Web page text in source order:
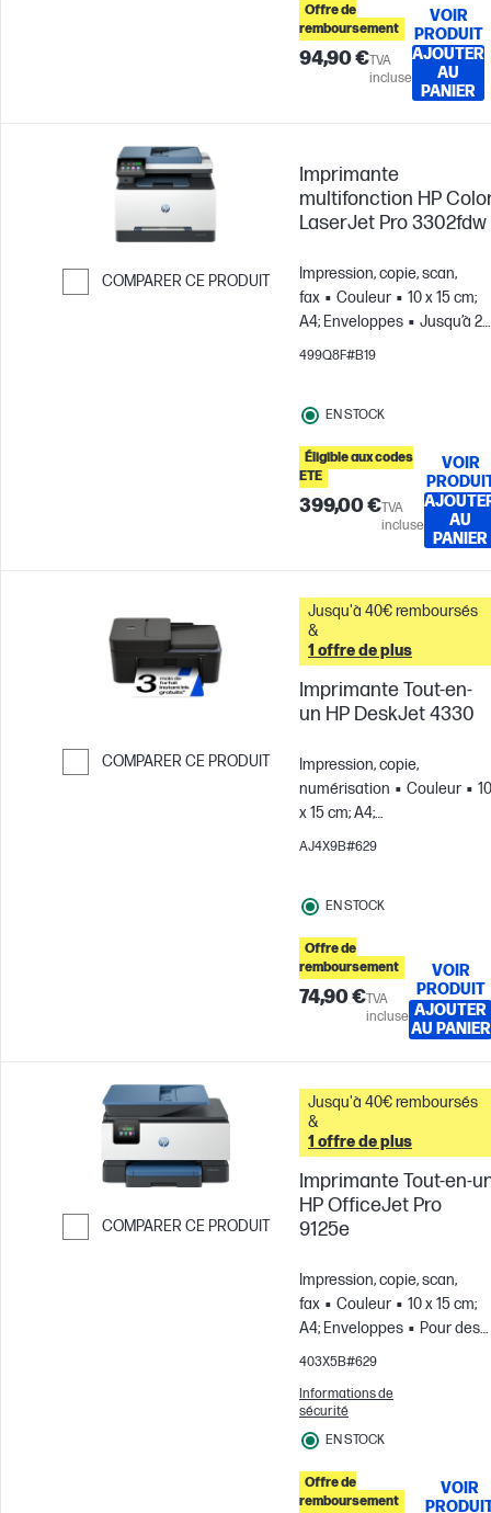
Offre de
remboursement
94,90 €TVA
incluse
VOIR
PRODUIT
AJOUTER
AU
PANIER
COMPARER CE PRODUIT
Imprimante
multifonction HP
LaserJet Pro 3302fdw
Impression, copie, scan,
fax
Couleur
10 x 15 cm;
A4; Enveloppes
Jusqu’à 2
500 pages par mois; Pour
499Q8F#B19
EN STOCK
Éligible aux codes
ETE
399,00 €TVA
incluse
VOIR
AU
PANIER
COMPARER CE PRODUIT
Jusqu'à 40€ remboursés
&
1 offre de plus
Imprimante Tout-en-
un HP DeskJet 4330
Impression, copie,
numérisation
Couleur
10
x 15 cm; A4;
Enveloppes
AJ4X9B#629
EN STOCK
Offre de
remboursement
74,90 €TVA
incluse
VOIR
PRODUIT
AJOUTER
AU PANIER
COMPARER CE PRODUIT
Jusqu'à 40€ remboursés
&
1 offre de plus
Imprimante Tout-en-
HP OfficeJet Pro
9125e
Impression, copie, scan,
fax
Couleur
10 x 15 cm;
A4; Enveloppes
Pour des
équipes de 5 utilisateurs;
mois
403X5B#629
Informations de
sécurité
EN STOCK
Offre de
remboursement
VOIR